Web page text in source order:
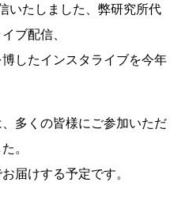
いたしました、弊研究所代
ブ配信、
したインスタライブを今年
多くの皆様にご参加いただ
。
届けする予定です。